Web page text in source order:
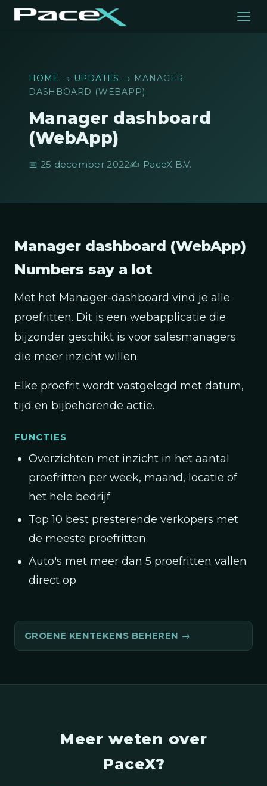
HOME → UPDATES → MANAGER
DASHBOARD (WEBAPP)
Manager dashboard
(WebApp)
📅 25 december 2022✍️ PaceX B.V.
Manager dashboard (WebApp)
Numbers say a lot
Met het Manager-dashboard vind je alle
proefritten. Dit is een webapplicatie die
bijzonder geschikt is voor salesmanagers
die meer inzicht willen.
Elke proefrit wordt vastgelegd met datum,
tijd en bijbehorende actie.
FUNCTIES
Overzichten met inzicht in het aantal
proefritten per week, maand, locatie of
het hele bedrijf
Top 10 best presterende verkopers met
de meeste proefritten
Auto's met meer dan 5 proefritten vallen
direct op
GROENE KENTEKENS BEHEREN
Meer weten over
PaceX?